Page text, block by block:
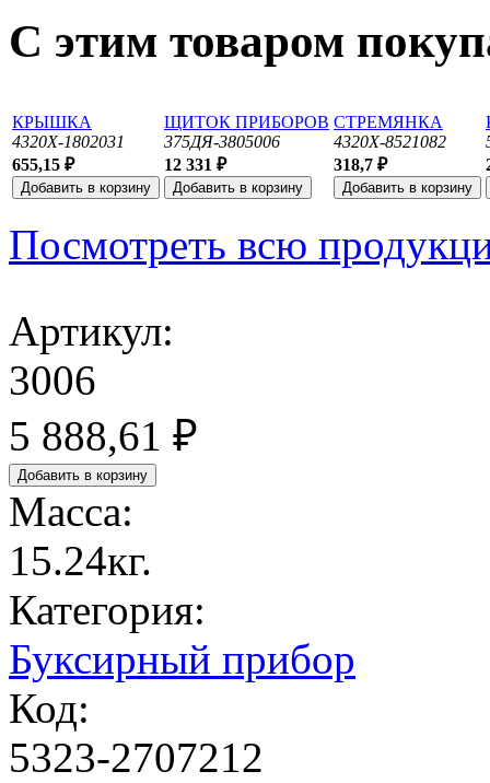
С этим товаром
КРЫШКА
4320Х-1802031
655,15 ₽
ЩИТОК ПРИБОРОВ
375ДЯ-3805006
12 331 ₽
СТРЕМЯНКА
4320Х-8521082
318,7 ₽
Посмотреть всю
Артикул:
3006
5 888,61 ₽
Масса:
15.24кг.
Категория:
Буксирный прибор
Код:
5323-2707212